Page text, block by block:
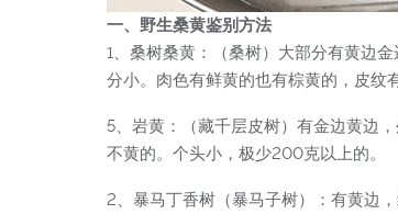
一、野生桑黄鉴别方法
1、桑树桑黄：（桑树）大部分有黄边
分小。肉色有鲜黄的也有棕黄的，皮纹
5、岩黄：（藏千层皮树）有金边黄边
不黄的。个头小，极少200克以上的。
2、暴马丁香树（暴马子树）：有黄边